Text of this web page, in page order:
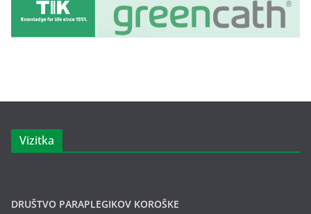
Vizitka
DRUŠTVO PARAPLEGIKOV KOROŠKE